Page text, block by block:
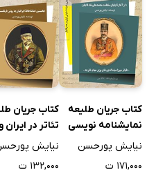
کتاب جریان طلیعه
نمایشنامه نویسی
در ایران - جلد اول
نیایش پورحسن
۱۷۱,۰۰۰ ت
کتاب جریان
تئاتر در ایران و
سرگذشت
- جلد اول
نیایش
۱۳۲,۰۰۰ ت